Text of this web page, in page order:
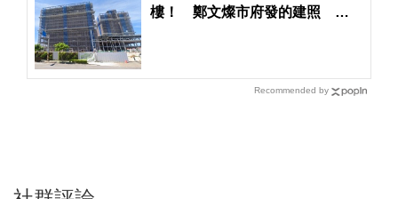
樓！ 鄭文燦市府發的建照 張
Recommended by